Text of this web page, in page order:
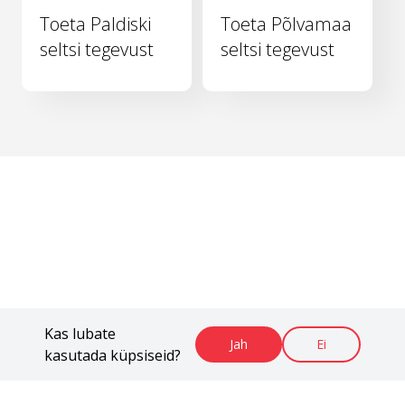
Kas lubate
kasutada küpsiseid?
Jah Ei
Toeta Paldiski
seltsi tegevust
Toeta Põlvamaa
seltsi tegevust